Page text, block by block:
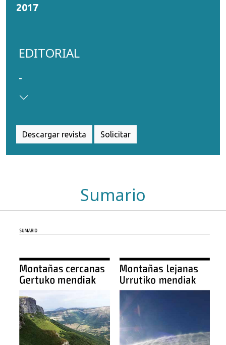
2017
EDITORIAL
-
Descargar revista Solicitar
Sumario